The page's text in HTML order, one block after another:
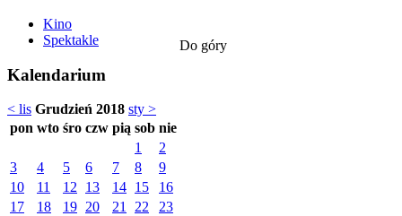
Kino
Spektakle
Kalendarium
< lis Grudzień 2018 sty >
pon wto śro czw pią sob nie
1
2
3
4 5 6 7 8
9
10
11 12 13 14 15
16
17
18 19 20 21 22
23
Do góry